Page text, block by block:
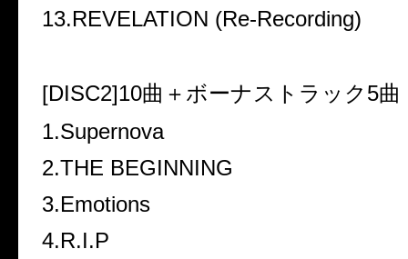
13.REVELATION (Re-Recording)
[DISC2]10曲＋ボーナストラック 5曲
1.Supernova
2.THE BEGINNING
3.Emotions
4.R.I.P